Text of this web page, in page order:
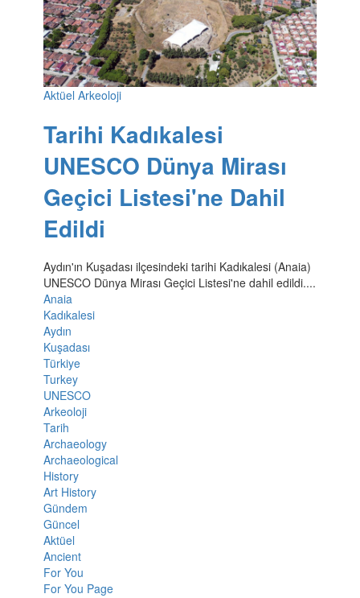
Aktüel Arkeoloji
Tarihi Kadıkalesi
UNESCO Dünya Mirası
Geçici Listesi'ne Dahil
Edildi
Aydın'ın Kuşadası ilçesindeki tarihi Kadıkalesi (Anaia)
UNESCO Dünya Mirası Geçici Listesi'ne dahil edildi....
Anaia
Kadıkalesi
Aydın
Kuşadası
Türkiye
Turkey
UNESCO
Arkeoloji
Tarih
Archaeology
Archaeological
History
Art History
Gündem
Güncel
Aktüel
Ancient
For You
For You Page